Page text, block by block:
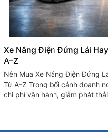
Xe Nâng Điện Đứng Lái
A–Z
Nên Mua Xe Nâng Điện Đứng
Từ A–Z Trong bối cảnh doanh
chi phí vận hành, giảm phát